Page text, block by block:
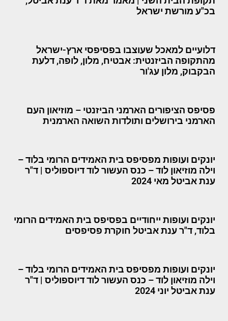
בכ"ע מורשת ישראל
דלועיים למאכל שעוצבו בפסיפסי ארץ-ישראל
מהתקופה הביזנטית: אבטיח, מלון, לופה, דלעת
הבקבוק, מלון עג'ור
פסיפס הציפורים הארמני הביזנטי – מוזיאון העם
הארמני בירושלים ותולדות השואה הארמנית
יונקים ועופות מפסיפס בית האמידים הרומי בלוד –
וילה מוזיאון לוד – כנס העשור לוד דיוספוליס | ד"ר
ענת אביטל מאי 2024
יונקים ועופות ייחודיים בפסיפס בית האמידים הרומי
בלוד, ד"ר ענת אביטל חוקרת פסיפסים
יונקים ועופות מפסיפס בית האמידים הרומי בלוד –
וילה מוזיאון לוד – כנס העשור לוד דיוספוליס | ד"ר
ענת אביטל יוני 2024